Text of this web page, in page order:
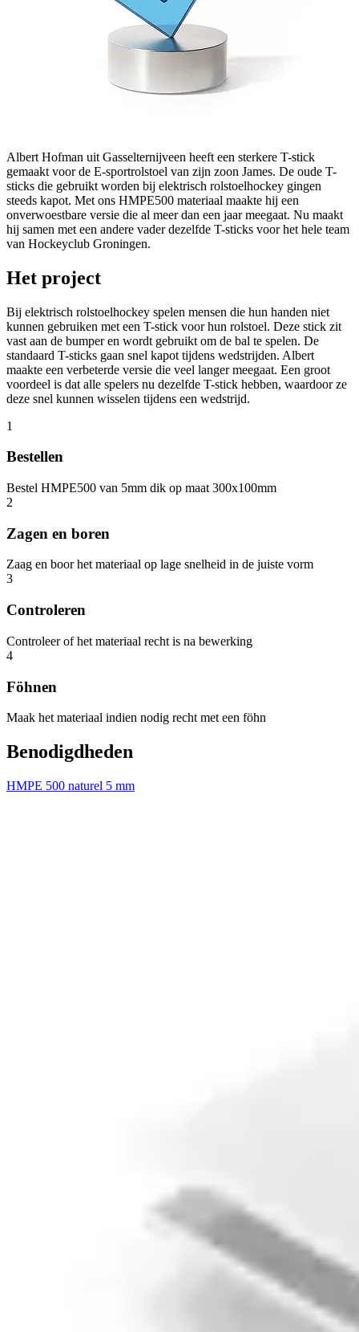
Albert Hofman uit Gasselternijveen heeft een sterkere T-stick
gemaakt voor de E-sportrolstoel van zijn zoon James. De oude T-
sticks die gebruikt worden bij elektrisch rolstoelhockey gingen
steeds kapot. Met ons HMPE500 materiaal maakte hij een
onverwoestbare versie die al meer dan een jaar meegaat. Nu maakt
hij samen met een andere vader dezelfde T-sticks voor het hele team
van Hockeyclub Groningen.
Het project
Bij elektrisch rolstoelhockey spelen mensen die hun handen niet
kunnen gebruiken met een T-stick voor hun rolstoel. Deze stick zit
vast aan de bumper en wordt gebruikt om de bal te spelen. De
standaard T-sticks gaan snel kapot tijdens wedstrijden. Albert
maakte een verbeterde versie die veel langer meegaat. Een groot
voordeel is dat alle spelers nu dezelfde T-stick hebben, waardoor ze
deze snel kunnen wisselen tijdens een wedstrijd.
1
Bestellen
Bestel HMPE500 van 5mm dik op maat 300x100mm
2
Zagen en boren
Zaag en boor het materiaal op lage snelheid in de juiste vorm
3
Controleren
Controleer of het materiaal recht is na bewerking
4
Föhnen
Maak het materiaal indien nodig recht met een föhn
Benodigdheden
HMPE 500 naturel 5 mm